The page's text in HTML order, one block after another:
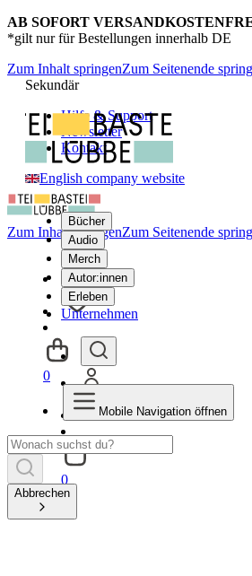
AB SOFORT
*gilt nur für Bestellungen innerhalb DE
Zum Inhalt springenZum Seitenende
Sekundär
Hilfe & Support
Newsletter
Kontakt
English company website
Bücher
Audio
Merch
Autor:innen
Erleben
Unternehmen
0
Zum Inhalt springenZum Seitenende
0
Mobile Navigation öffnen
Abbrechen